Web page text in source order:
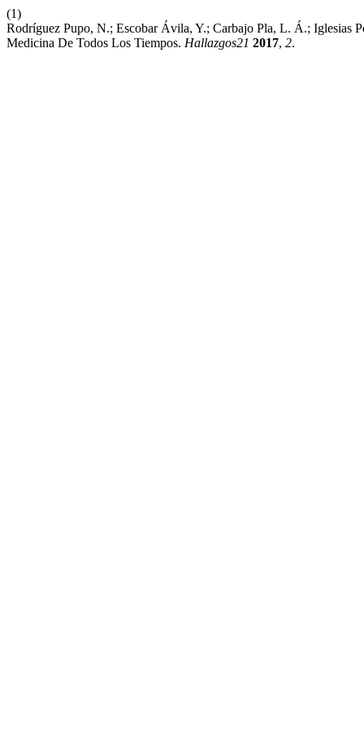
(1)
Rodríguez Pupo, N.; Escobar Ávila, Y.; Carbajo Pla, L. Á.; Iglesias
Medicina De Todos Los Tiempos. Hallazgos21 2017, 2.